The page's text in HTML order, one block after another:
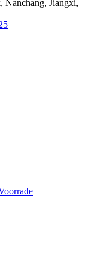
Nanchang, Jiangxi,